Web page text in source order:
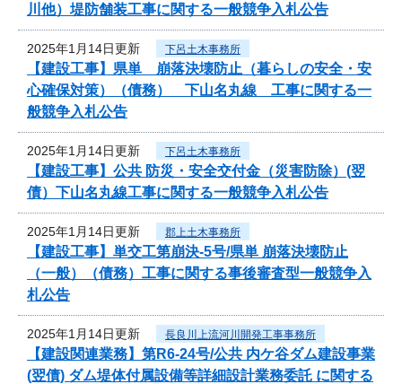
川他）堤防舗装工事に関する一般競争入札公告
2025年1月14日更新 下呂土木事務所
【建設工事】県単 崩落決壊防止（暮らしの安全・安
心確保対策）（債務） 下山名丸線 工事に関する一
般競争入札公告
2025年1月14日更新 下呂土木事務所
【建設工事】公共 防災・安全交付金（災害防除）(翌
債）下山名丸線工事に関する一般競争入札公告
2025年1月14日更新 郡上土木事務所
【建設工事】単交工第崩決-5号/県単 崩落決壊防止
（一般）（債務）工事に関する事後審査型一般競争入
札公告
2025年1月14日更新 長良川上流河川開発工事事務所
【建設関連業務】第R6-24号/公共 内ケ谷ダム建設事業
(翌債) ダム堤体付属設備等詳細設計業務委託 に関する